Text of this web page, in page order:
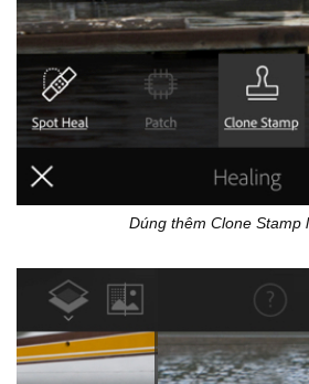
Dúng thêm Clone Stamp